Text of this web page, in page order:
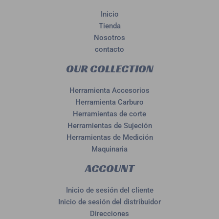
Inicio
Tienda
Nosotros
contacto
OUR COLLECTION
Herramienta Accesorios
Herramienta Carburo
Herramientas de corte
Herramientas de Sujeción
Herramientas de Medición
Maquinaria
ACCOUNT
Inicio de sesión del cliente
Inicio de sesión del distribuidor
Direcciones